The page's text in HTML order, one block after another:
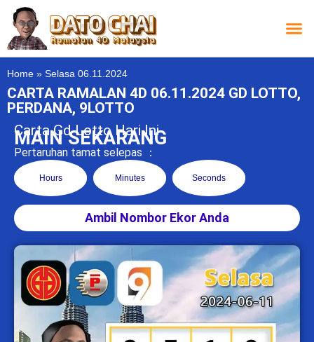
Home » Selasa 06.11.2024
CARTA RAMALAN 4D 06.11.2024 GD LOTTO,
PERDANA, 9LOTTO
Carta Gd Lotto Hari Ini
MAIN SEKARANG
Pertaruhan tamat selepas ：
Hours Minutes Seconds
Ambil Nombor Ekor Anda